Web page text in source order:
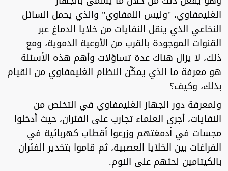
الغليمفاوي، "وليس اللمفاوي" والذي يحمل السائل
النخاعي الذي ينقل النفايات من خلايا الدماغ عبر
القنوات الموجودة بالقرب من الأوعية الدموية، ومع
ذلك، لا يزال هناك عدة تساؤلات وأهم هذه الأسئلة
هو معرفة ما الذي يمكّن النظام الغليمفاوي من القيام
بذلك، وكيف؟
ولمعرفة دور الجهاز الغليمفاوي في التخلص من
النفايات، أجرى العلماء تجارب على الفئران، حيث أدخلوا
مجسات في أدمغتهم وزرعوا أقطاب كهربائية في
الفراغات بين الخلايا العصبية، ثم قاموا بتخدير الفئران
بالكيتامين لحثهم على النوم.